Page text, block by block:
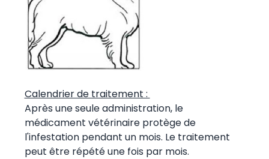
Calendrier de traitement :
Après une seule administration, le
médicament vétérinaire protège de
l'infestation pendant un mois. Le traitement
peut être répété une fois par mois.